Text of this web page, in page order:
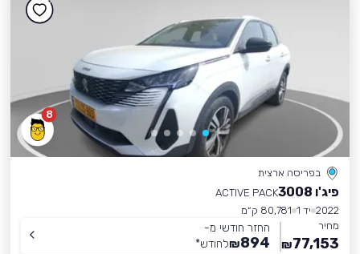
8
בפריסה ארצית
פיג'ו 3008
ACTIVE PACK
2022 יד 1
80,781 ק״מ
מחיר
77,153
₪
החזר חודשי מ-
894
₪לחודש*